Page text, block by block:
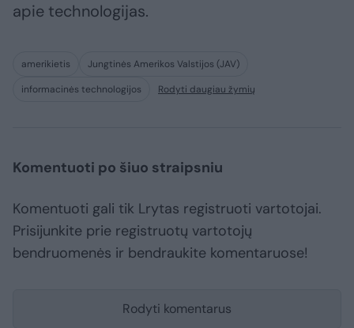
apie technologijas.
amerikietis
Jungtinės Amerikos Valstijos (JAV)
informacinės technologijos
Rodyti daugiau žymių
Komentuoti po šiuo straipsniu
Komentuoti gali tik Lrytas registruoti vartotojai.
Prisijunkite prie registruotų vartotojų
bendruomenės ir bendraukite komentaruose!
Rodyti komentarus